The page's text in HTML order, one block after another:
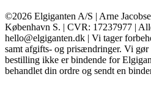
©2026 Elgiganten A/S | Arne
København S. | CVR: 17237977 |
hello@elgiganten.dk | Vi tager
samt afgifts- og prisændringer. Vi
bestilling ikke er bindende for
behandlet din ordre og sendt en